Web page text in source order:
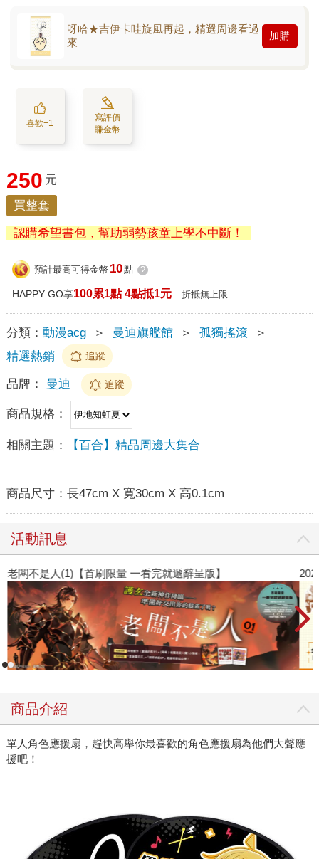
呀哈★吉伊卡哇旋風再起，精選周邊看過
來
加購
喜歡+1
寫評價
賺金幣
250 元
買整套
認購希望書包，幫助弱勢孩童上學不中斷！
預計最高可得金幣 10點 ?
HAPPY GO享100累1點 4點抵1元 折抵無上限
分類： 動漫acg ＞ 曼迪旗艦館 ＞ 孤獨搖滾
＞
精選熱銷
追蹤
品牌： 曼迪 追蹤
商品規格：
相關主題： 【百合】精品周邊大集合
商品尺寸： 長47cm X 寬30cm X 高0.1cm
活動訊息
老闆不是人(1)【首刷限量 一看完就遞辭呈版】
商品介紹
單人角色應援扇，趕快高舉你最喜歡的角色應援扇為他們大聲應
援吧！